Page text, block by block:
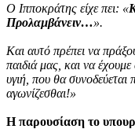
Ο Ιπποκράτης είχε πει: «
Προλαµβάνειν…».
Και αυτό πρέπει να
παιδιά μας, και να
υγιή, που θα
αγωνίζεσθαι!»
Η παρουσίαση το